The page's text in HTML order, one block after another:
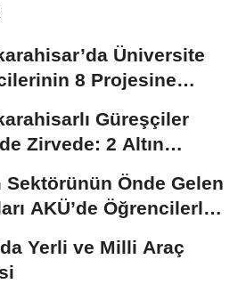
Üniversite
8 Projesine
Güreşçiler
Zirvede: 2 Altın
Sektörünün Önde Gelen
AKÜ’de Öğrencilerle
Yerli ve Milli Araç